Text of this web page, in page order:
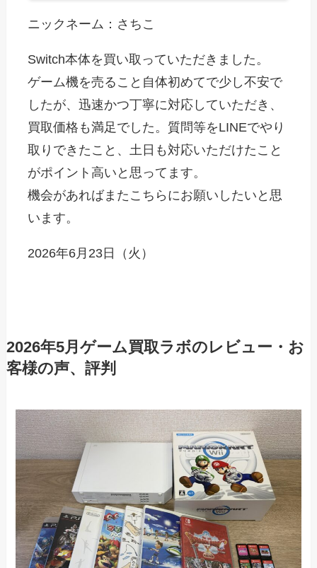
ニックネーム：さちこ
Switch本体を買い取っていただきました。
ゲーム機を売ること自体初めてで少し不安で
したが、迅速かつ丁寧に対応していただき、
買取価格も満足でした。質問等をLINEでやり
取りできたこと、土日も対応いただけたこと
がポイント高いと思ってます。
機会があればまたこちらにお願いしたいと思
います。
2026年6月23日（火）
2026年5月ゲーム買取ラボのレビュー・お
客様の声、評判